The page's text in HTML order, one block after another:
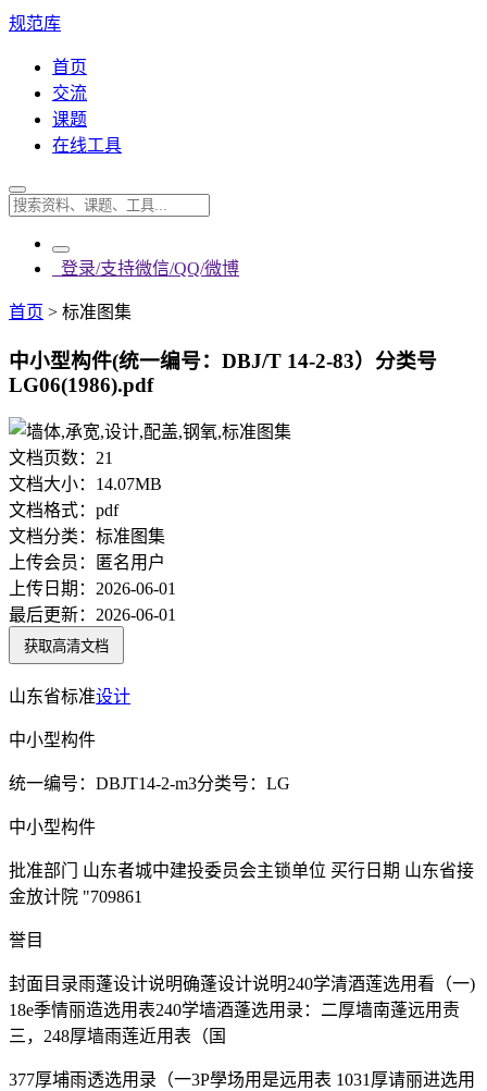
规范库
首页
交流
课题
在线工具
登录/支持微信/QQ/微博
首页 > 标准图集
中小型构件(统一编号：DBJ/T 14-2-83）分类号
LG06(1986).pdf
文档页数： 21
文档大小： 14.07MB
文档格式： pdf
文档分类： 标准图集
上传会员：
匿名用户
上传日期： 2026-06-01
最后更新： 2026-06-01
获取高清文档
山东省标准设计
中小型构件
统一编号：DBJT14-2-m3分类号：LG
中小型构件
批准部门 山东者城中建投委员会主锁单位 买行日期 山东省接
金放计院 "709861
誉目
封面目录雨蓬设计说明确蓬设计说明240学清酒莲选用看（一)
18e季情丽造选用表240学墙酒蓬选用录：二厚墙南蓬远用责
三，248厚墙雨莲近用表（国
377厚埔雨透选用录（一3P學场用是远用表 1031厚请丽进选用